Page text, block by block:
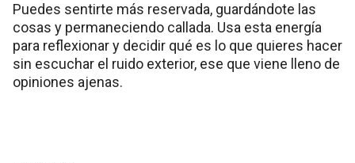
Puedes sentirte más reservada, guardándote las
cosas y permaneciendo callada. Usa esta energía
para reflexionar y decidir qué es lo que quieres hacer
sin escuchar el ruido exterior, ese que viene lleno de
opiniones ajenas.